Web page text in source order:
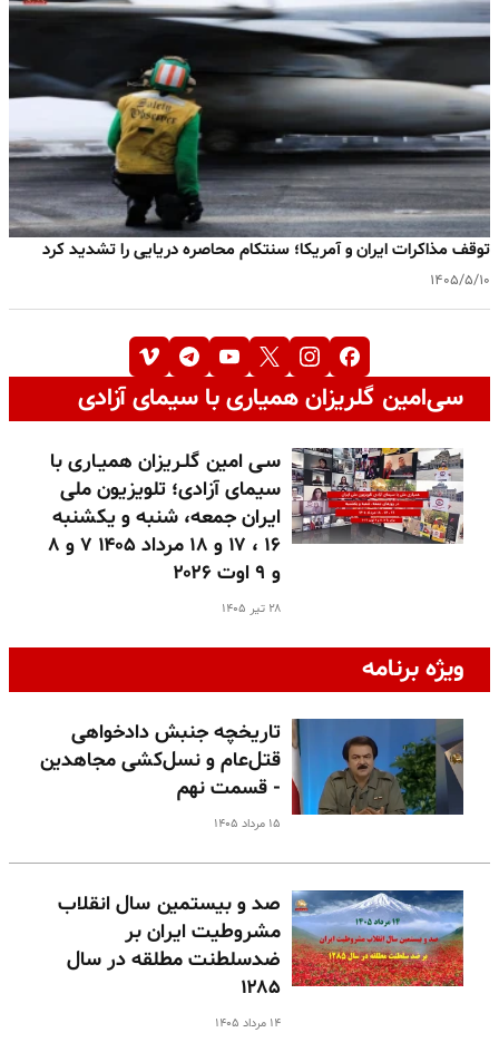
توقف مذاکرات ایران و آمریکا؛ سنتکام محاصره دریایی را تشدید کرد
۱۴۰۵/۵/۱۰
سی‌امین گلریزان همیاری با سیمای آزادی
سـی امین گلـریزان همیـاری با
سیمای آزادی؛ تلویزیون ملی
ایران جمعه، شنبه و یکشنبه
۱۶ ، ۱۷ و ۱۸ مرداد ۱۴۰۵ ۷ و ۸
و ۹ اوت ۲۰۲۶
۲۸ تیر ۱۴۰۵
ویژه برنامه
تاریخچه جنبش دادخواهی
قتل‌عام و نسل‌کشی مجاهدین
- قسمت نهم
۱۵ مرداد ۱۴۰۵
صد و بیستمین سال انقلاب
مشروطیت ایران بر
ضدسلطنت مطلقه در سال
۱۲۸۵
۱۴ مرداد ۱۴۰۵